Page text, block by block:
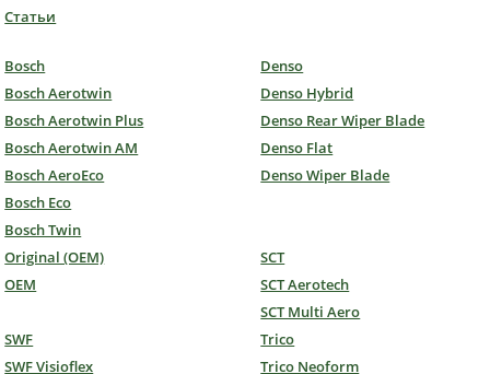
Статьи
Bosch
Bosch Aerotwin
Bosch Aerotwin Plus
Bosch Aerotwin AM
Bosch AeroEco
Bosch Eco
Bosch Twin
Denso
Denso Hybrid
Denso Rear Wiper Blade
Denso Flat
Denso Wiper Blade
Original (OEM)
OEM
SCT
SCT Aerotech
SCT Multi Aero
SWF
SWF Visioflex
Trico
Trico Neoform